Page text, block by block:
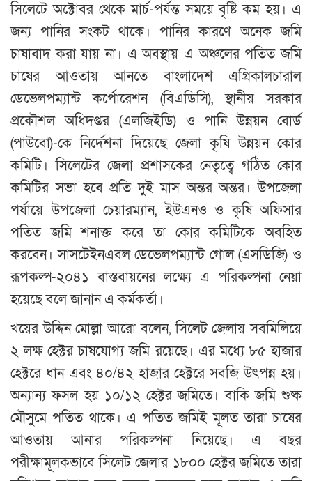
সিলেটে অক্টোবর থেকে মার্চ-পর্যন্ত সময়ে বৃষ্টি কম হয়। এ
জন্য পানির সংকট থাকে। পানির কারণে অনেক জমি
চাষাবাদ করা যায় না। এ অবস্থায় এ অঞ্চলের পতিত জমি
চাষের আওতায় আনতে বাংলাদেশ এগ্রিকালচারাল
ডেভেলপম্যান্ট কর্পোরেশন (বিএডিসি), স্থানীয় সরকার
প্রকৌশল অধিদপ্তর (এলজিইডি) ও পানি উন্নয়ন বোর্ড
(পাউবো)-কে নির্দেশনা দিয়েছে জেলা কৃষি উন্নয়ন কোর
কমিটি। সিলেটের জেলা প্রশাসকের নেতৃত্বে গঠিত কোর
কমিটির সভা হবে প্রতি দুই মাস অন্তর অন্তর। উপজেলা
পর্যায়ে উপজেলা চেয়ারম্যান, ইউএনও ও কৃষি অফিসার
পতিত জমি শনাক্ত করে তা কোর কমিটিকে অবহিত
করবেন। সাসটেইনএবল ডেভেলপম্যান্ট গোল (এসডিজি) ও
রূপকল্প-২০৪১ বাস্তবায়নের লক্ষ্যে এ পরিকল্পনা নেয়া
হয়েছে বলে জানান এ কর্মকর্তা।
খয়ের উদ্দিন মোল্লা আরো বলেন, সিলেট জেলায় সবমিলিয়ে
২ লক্ষ হেক্টর চাষযোগ্য জমি রয়েছে। এর মধ্যে ৮৫ হাজার
হেক্টরে ধান এবং ৪০/৪২ হাজার হেক্টরে সবজি উৎপন্ন হয়।
অন্যান্য ফসল হয় ১০/১২ হেক্টর জমিতে। বাকি জমি শুষ্ক
মৌসুমে পতিত থাকে। এ পতিত জমিই মূলত তারা চাষের
আওতায় আনার পরিকল্পনা নিয়েছে। এ বছর
পরীক্ষামূলকভাবে সিলেট জেলার ১৮০০ হেক্টর জমিতে তারা